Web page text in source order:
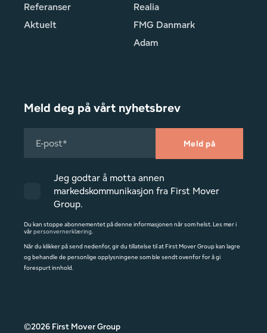
Referanser
Aktuelt
Realia
FMG Danmark
Adam
Meld deg på vårt nyhetsbrev
Jeg godtar å motta annen
markedskommunikasjon fra First Mover
Group.
Du kan stoppe abonnementet på denne informasjonen når som helst. Les mer i
vårpersonvernerklæring.
Når du klikker på send nedenfor, gir du tillatelse til at First Mover Group kan lagre
og behandle de personlige opplysningene som ble sendt ovenfor for å gi
forespurt innhold.
©2026 First Mover Group